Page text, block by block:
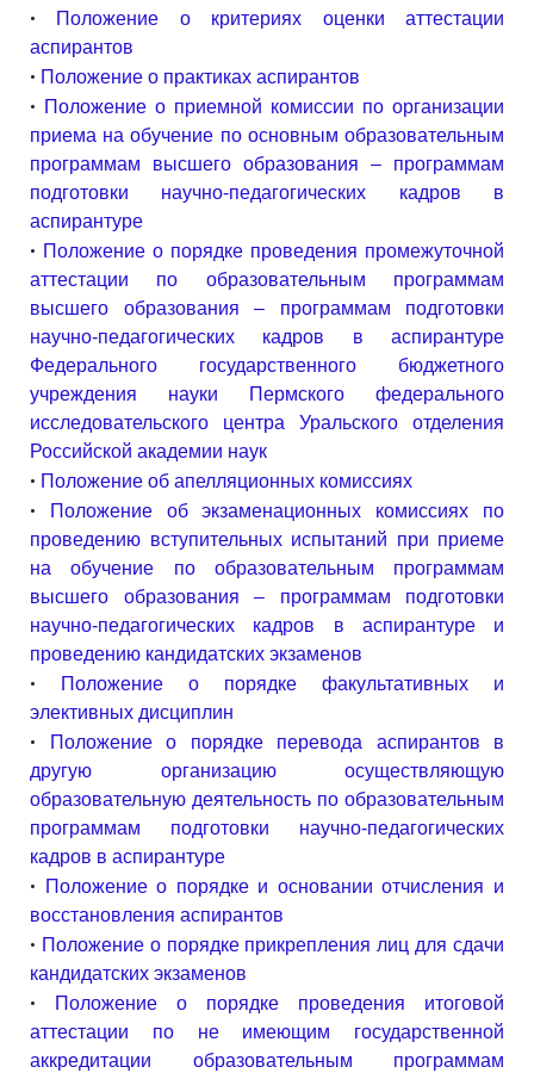
•
Положение о критериях оценки аттестации
аспирантов
• Положение о практиках аспирантов
• Положение о приемной комиссии по организации
приема на обучение по основным образовательным
программам высшего образования – программам
подготовки научно-педагогических кадров в
аспирантуре
• Положение о порядке проведения промежуточной
аттестации по образовательным программам
высшего образования – программам подготовки
научно-педагогических кадров в аспирантуре
Федерального государственного бюджетного
учреждения науки Пермского федерального
исследовательского центра Уральского отделения
Российской академии наук
• Положение об апелляционных комиссиях
•
Положение об экзаменационных комиссиях по
проведению вступительных испытаний при приеме
на обучение по образовательным программам
высшего образования – программам подготовки
научно-педагогических кадров в аспирантуре и
проведению кандидатских экзаменов
•
Положение о порядке факультативных и
элективных дисциплин
•
Положение о порядке перевода аспирантов в
другую организацию осуществляющую
образовательную деятельность по образовательным
программам подготовки научно-педагогических
кадров в аспирантуре
•
Положение о порядке и основании отчисления и
восстановления аспирантов
• Положение о порядке прикрепления лиц для сдачи
кандидатских экзаменов
•
Положение о порядке проведения итоговой
аттестации по не имеющим государственной
аккредитации образовательным программам